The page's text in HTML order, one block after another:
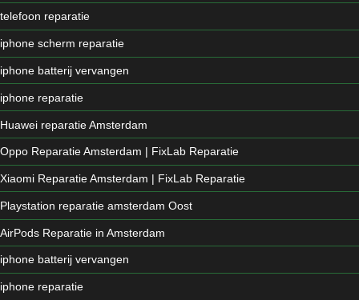
telefoon reparatie
iphone scherm reparatie
iphone batterij vervangen
iphone reparatie
Huawei reparatie Amsterdam
Oppo Reparatie Amsterdam | FixLab Reparatie
Xiaomi Reparatie Amsterdam | FixLab Reparatie
Playstation reparatie amsterdam Oost
AirPods Reparatie in Amsterdam
iphone batterij vervangen
iphone reparatie